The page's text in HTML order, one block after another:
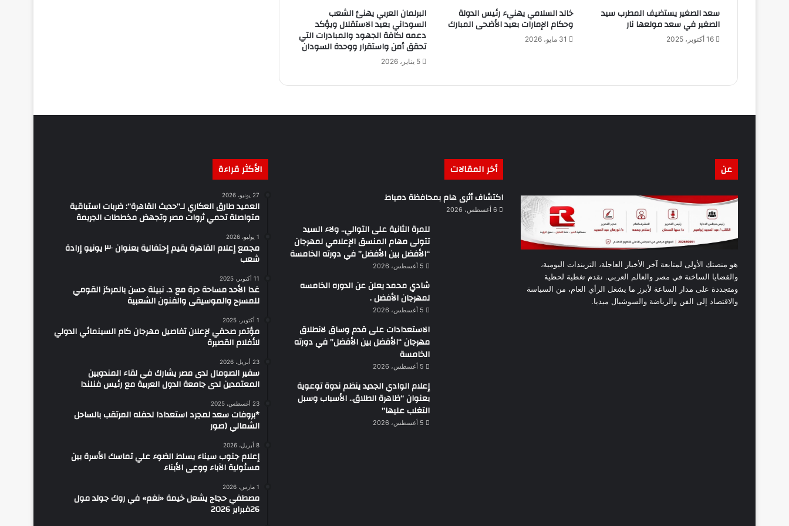
سعد الصغير يستضيف المطرب سيد
الصغير في سعد مولعها نار
16 أكتوبر، 2025
خالد السلامي يهنيء رئيس الدولة
وحكام الإمارات بعيد الأضحى المبارك
31 مايو، 2026
البرلمان العربي يهنئ الشعب
السوداني بعيد الاستقلال ويؤكد
دعمه لكافة الجهود والمبادرات التي
تحقق أمن واستقرار ووحدة السودان
5 يناير، 2026
عن
هو منصتك الأولى لمتابعة آخر الأخبار العاجلة، التريندات اليومية،
والقضايا الساخنة في مصر والعالم العربي. نقدم تغطية لحظية
ومتجددة على مدار الساعة لأبرز ما يشغل الرأي العام، من السياسة
والاقتصاد إلى الفن والرياضة والسوشيال ميديا.
أخر المقالات
اكتشاف أثرى هام بمحافظة دمياط
6 أغسطس، 2026
للمرة الثانية على التوالي.. ولاء السيد
تتولى مهام المنسق الإعلامي لمهرجان
“الأفضل بين الأفضل” في دورته الخامسة
5 أغسطس، 2026
شادي محمد يعلن عن الدوره الخامسه
لمهرجان الأفضل .
5 أغسطس، 2026
الاستعدادات على قدم وساق لانطلاق
مهرجان “الأفضل بين الأفضل” في دورته
الخامسة
5 أغسطس، 2026
إعلام الوادي الجديد ينظم ندوة توعوية
بعنوان “ظاهرة الطلاق.. الأسباب وسبل
التغلب عليها”
5 أغسطس، 2026
الأكثر قراءة
27 يونيو، 2026
العميد طارق العكاري لـ”حديث القاهرة”: ضربات استباقية
متواصلة تحمي ثروات مصر وتجهض مخططات الجريمة
1 يوليو، 2026
مجمع إعلام القاهرة يقيم إحتفالية بعنوان ٣٠ يونيو إرادة
شعب
11 أكتوبر، 2025
غدا الأحد مساحة حرة مع د. نبيلة حسن بالمركز القومي
للمسرح والموسيقى والفنون الشعبية
1 أكتوبر، 2025
مؤتمر صحفي لإعلان تفاصيل مهرجان كام السينمائي الدولي
للأفلام القصيرة
23 أبريل، 2026
سفير الصومال لدى مصر يشارك في لقاء المندوبين
المعتمدين لدى جامعة الدول العربية مع رئيس فنلندا
23 أغسطس، 2025
*بروفات سعد لمجرد استعدادا لحفله المرتقب بالساحل
الشمالي (صور
8 أبريل، 2026
إعلام جنوب سيناء يسلط الضوء علي تماسك الأسرة بين
مسئولية الآباء ووعى الأبناء
1 مارس، 2026
مصطفي حجاج يشعل خيمة «نغم» في روك جولد مول
26فبراير 2026